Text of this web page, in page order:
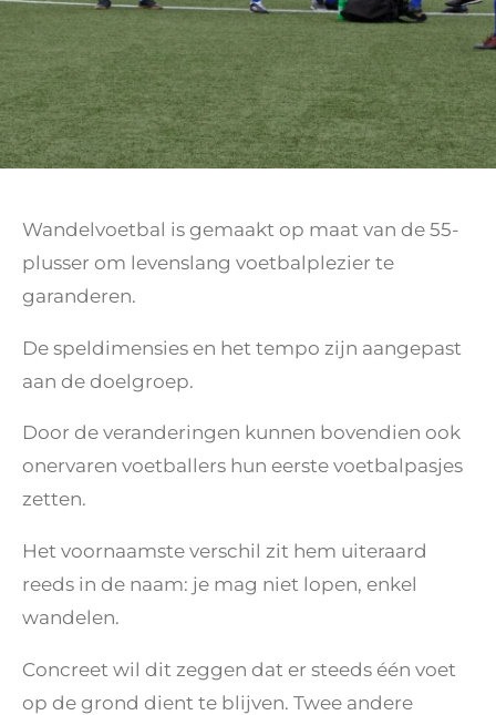
Wandelvoetbal is gemaakt op maat van de 55-
plusser om levenslang voetbalplezier te
garanderen.
De speldimensies en het tempo zijn aangepast
aan de doelgroep.
Door de veranderingen kunnen bovendien ook
onervaren voetballers hun eerste voetbalpasjes
zetten.
Het voornaamste verschil zit hem uiteraard
reeds in de naam: je mag niet lopen, enkel
wandelen.
Concreet wil dit zeggen dat er steeds één voet
op de grond dient te blijven. Twee andere